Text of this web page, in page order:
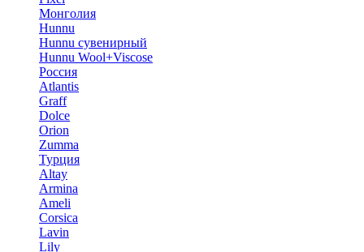
Монголия
Hunnu
Hunnu сувенирный
Hunnu Wool+Viscose
Россия
Atlantis
Graff
Dolce
Orion
Zumma
Турция
Altay
Armina
Ameli
Corsica
Lavin
Lily